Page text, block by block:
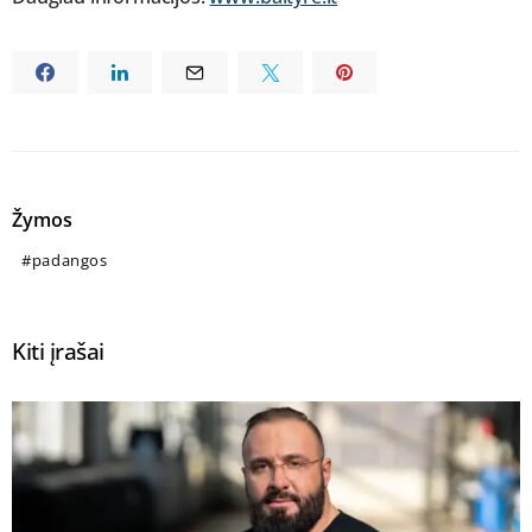
Žymos
padangos
Kiti įrašai